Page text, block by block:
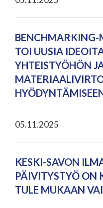
TOI UUSIA
YHTEISTYÖHÖN
05.11.2025
KESKI-SAVON
PÄIVITYSTYÖ ON
TULE MUKAAN